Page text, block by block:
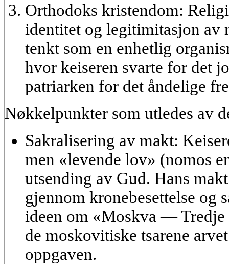
Orthodoks kristendom:
identitet og legitimitasjon av
tenkt som en enhetlig
hvor keiseren svarte for det
patriarken for det åndelige
Nøkkelpunkter som utledes av
Sakralisering av makt:
men «levende lov» (nomos
utsending av Gud. Hans
gjennom kronebesettelse og
ideen om «Moskva — Tredje
de moskovitiske tsarene
oppgaven.